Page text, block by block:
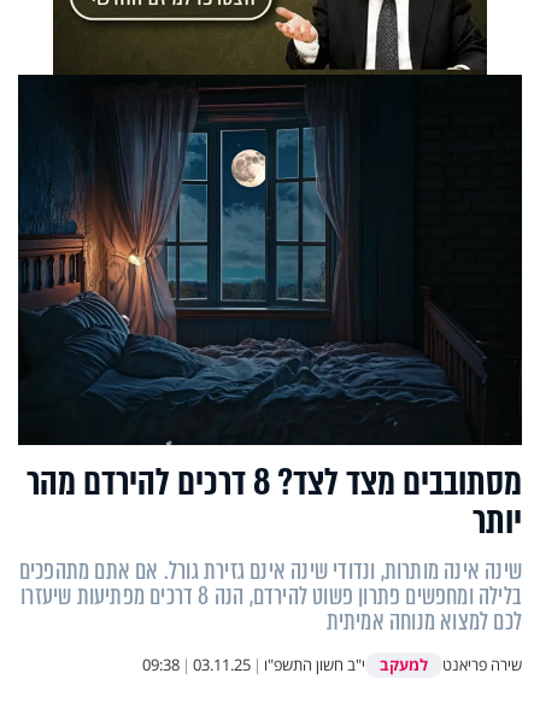
מסתובבים מצד לצד? 8 דרכים להירדם מהר
יותר
שינה אינה מותרות, ונדודי שינה אינם גזירת גורל. אם אתם מתהפכים
בלילה ומחפשים פתרון פשוט להירדם, הנה 8 דרכים מפתיעות שיעזרו
לכם למצוא מנוחה אמיתית
שירה פריאנט למעקב י"ב חשון התשפ"ו |
03.11.25
|
09:38